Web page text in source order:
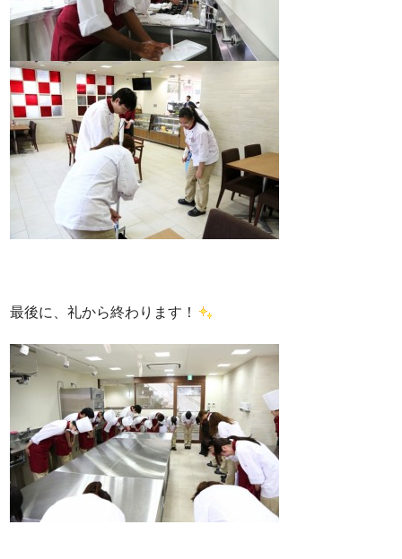
最後に、礼から終わります！